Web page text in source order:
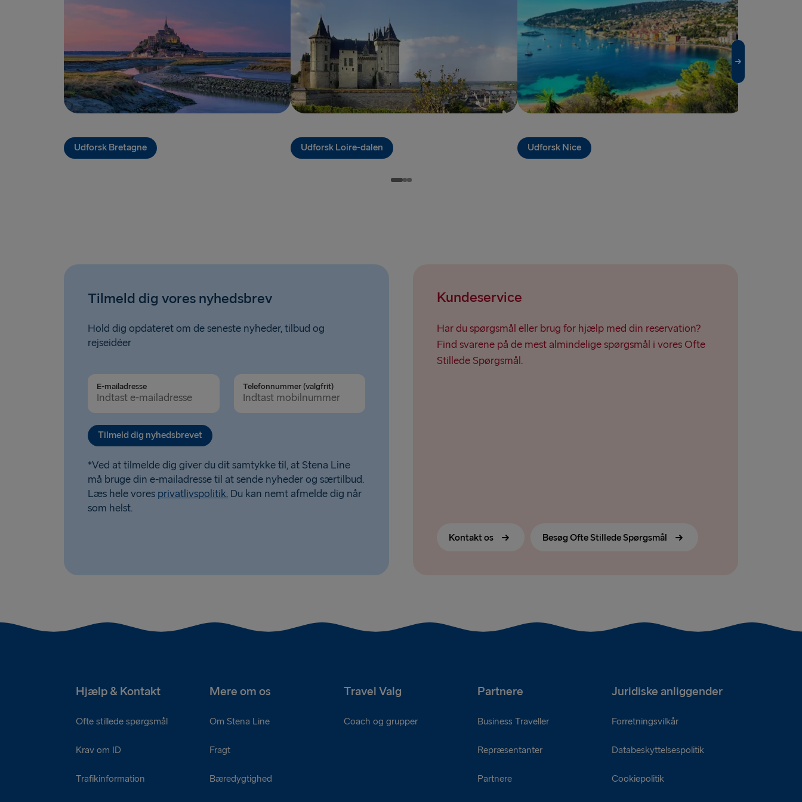
TIL RESTEN AF ​​EUROPA
Hook of Holland → Harwich
Harwich → Hook of Holland
Holyhead → Dublin
Cairnryan → Belfast
Udforsk Bretagne Udforsk Loire-dalen Udforsk Nice
Tilmeld dig vores nyhedsbrev
Hold dig opdateret om de seneste nyheder, tilbud og
rejseidéer
E-mailadresse Telefonnummer (valgfrit)
Tilmeld dig nyhedsbrevet
*Ved at tilmelde dig giver du dit samtykke til, at Stena Line
må bruge din e-mailadresse til at sende nyheder og særtilbud.
Læs hele vores privatlivspolitik. Du kan nemt afmelde dig når
som helst.
Kundeservice
Har du spørgsmål eller brug for hjælp med din reservation?
Find svarene på de mest almindelige spørgsmål i vores Ofte
Stillede Spørgsmål.
Kontakt os Besøg Ofte Stillede Spørgsmål
Hjælp & Kontakt Mere om os Travel Valg Partnere Juridiske anliggender
Ofte stillede spørgsmål
Krav om ID
Trafikinformation
Om Stena Line
Fragt
Bæredygtighed
Coach og grupper Business Traveller
Repræsentanter
Partnere
Forretningsvilkår
Databeskyttelsespolitik
Cookiepolitik